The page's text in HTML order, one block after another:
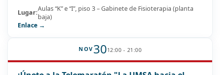
Lugar:Aulas “K” e “I”, piso 3 – Gabinete de Fisioterapia (planta
baja)
Enlace →
NOV 3012:00 - 21:00